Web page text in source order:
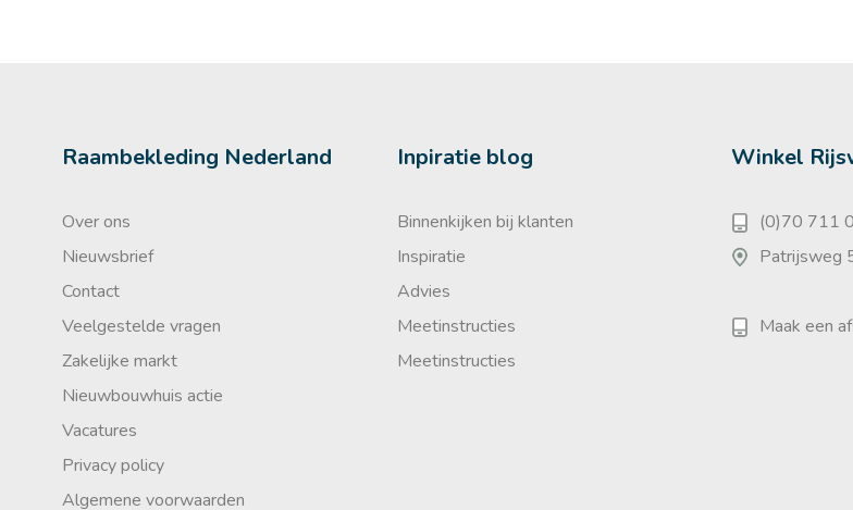
Raambekleding Nederland
Over ons
Nieuwsbrief
Contact
Veelgestelde vragen
Zakelijke markt
Nieuwbouwhuis actie
Vacatures
Privacy policy
Algemene voorwaarden
Inpiratie blog
Binnenkijken bij klanten
Inspiratie
Advies
Meetinstructies
Meetinstructies
Winkel
(0)70 711
Patrijsweg
Maak een